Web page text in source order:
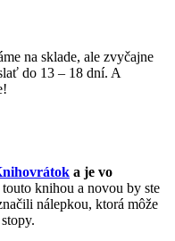
na sklade, ale zvyčajne
do 13 – 18 dní. A
a je vo
knihou a novou by ste
nálepkou, ktorá môže